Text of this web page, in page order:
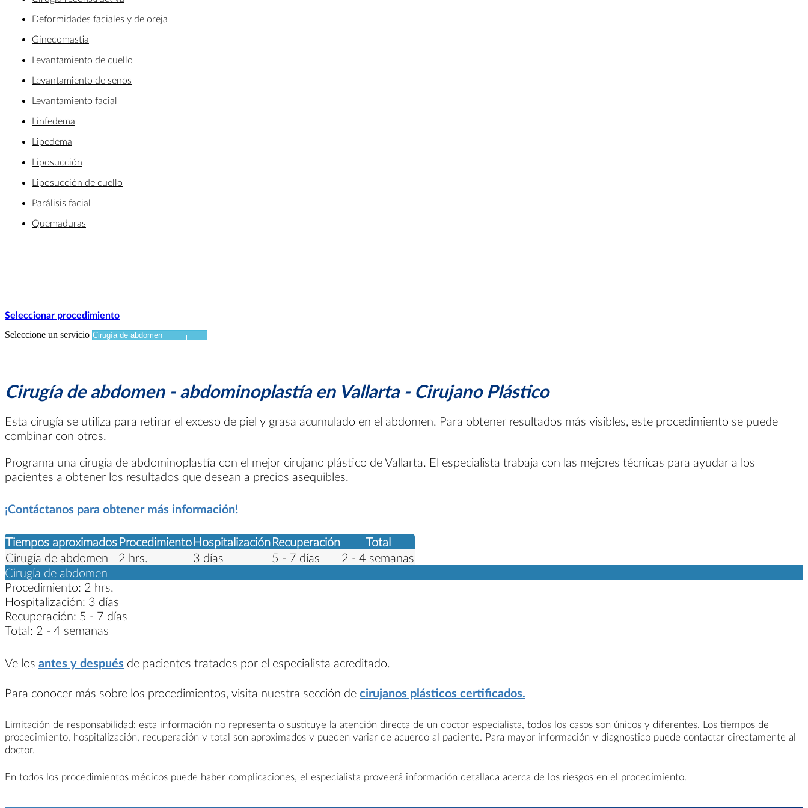
Deformidades faciales y de oreja
Ginecomastia
Levantamiento de cuello
Levantamiento de senos
Levantamiento facial
Linfedema
Lipedema
Liposucción
Liposucción de cuello
Parálisis facial
Quemaduras
Seleccionar procedimiento
Seleccione un servicio
Cirugía de abdomen - abdominoplastía en Vallarta - Cirujano Plástico
Esta cirugía se utiliza para retirar el exceso de piel y grasa acumulado en el abdomen. Para obtener resultados más visibles, este procedimiento se puede
combinar con otros.
Programa una cirugía de abdominoplastía con el mejor cirujano plástico de Vallarta. El especialista trabaja con las mejores técnicas para ayudar a los
pacientes a obtener los resultados que desean a precios asequibles.
¡Contáctanos para obtener más información!
Tiempos aproximadosProcedimientoHospitalizaciónRecuperación
Total
Cirugía de abdomen
2 hrs. 3 días 5 - 7 días
2 - 4 semanas
Cirugía de abdomen
Procedimiento: 2 hrs.
Hospitalización: 3 días
Recuperación: 5 - 7 días
Total: 2 - 4 semanas
Ve los antes y después de pacientes tratados por el especialista acreditado.
Para conocer más sobre los procedimientos, visita nuestra sección de cirujanos plásticos certificados.
Limitación de responsabilidad: esta información no representa o sustituye la atención directa de un doctor especialista, todos los casos son únicos y diferentes. Los tiempos de
procedimiento, hospitalización, recuperación y total son aproximados y pueden variar de acuerdo al paciente. Para mayor información y diagnostico puede contactar directamente al
doctor.
En todos los procedimientos médicos puede haber complicaciones, el especialista proveerá información detallada acerca de los riesgos en el procedimiento.